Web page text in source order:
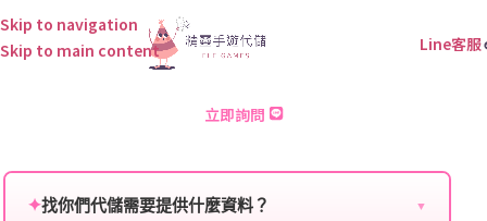
Skip to navigation
Skip to main content
Line客服
斗羅大陸：武魂覺醒 儲值
立即詢問
✦找你們代儲需要提供什麼資料？ ▼